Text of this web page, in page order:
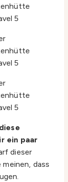
diese
ein paar
dieser
dass